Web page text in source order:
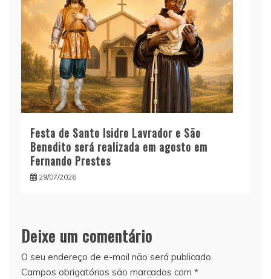
Festa de Santo Isidro Lavrador e São
Benedito será realizada em agosto em
Fernando Prestes
29/07/2026
Deixe um comentário
O seu endereço de e-mail não será publicado.
Campos obrigatórios são marcados com *